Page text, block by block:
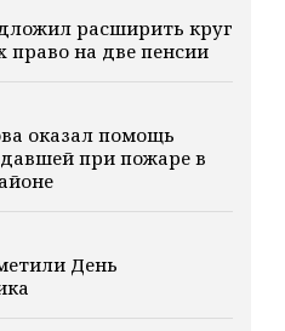
расширить круг
на две пенсии
оказал помощь
при пожаре в
День